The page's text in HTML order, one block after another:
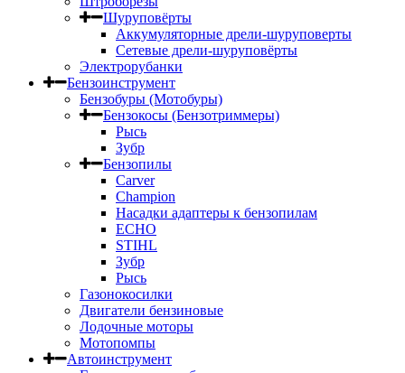
Шуруповёрты
Аккумуляторные дрели-шуруповерты
Сетевые дрели-шуруповёрты
Электрорубанки
Бензоинструмент
Бензобуры (Мотобуры)
Бензокосы (Бензотриммеры)
Рысь
Зубр
Бензопилы
Carver
Champion
Насадки адаптеры к бензопилам
ECHO
STIHL
Зубр
Рысь
Газонокосилки
Двигатели бензиновые
Лодочные моторы
Мотопомпы
Автоинструмент